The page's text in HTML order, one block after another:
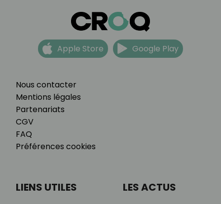
Nous contacter
Mentions légales
Partenariats
CGV
FAQ
Préférences cookies
Apple Store Google Play
LIENS UTILES LES ACTUS